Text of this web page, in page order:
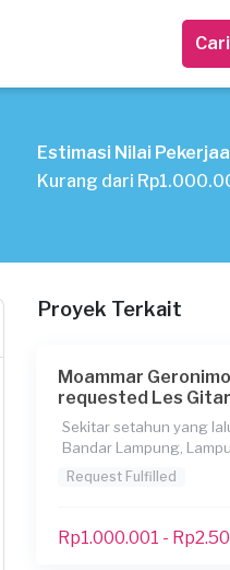
Estimasi Nilai
Kurang dari
Proyek Terkait
Moammar
requested Les Gitar
Sekitar setahun yang
Bandar Lampung,
Request Fulfilled
Rp1.000.001 -